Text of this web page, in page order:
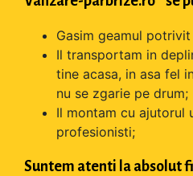
Gasim geamul
Il transportam in
tine acasa, in asa fel
nu se zgarie pe drum;
Il montam cu ajutorul
profesionisti;
Suntem atenti la absolut